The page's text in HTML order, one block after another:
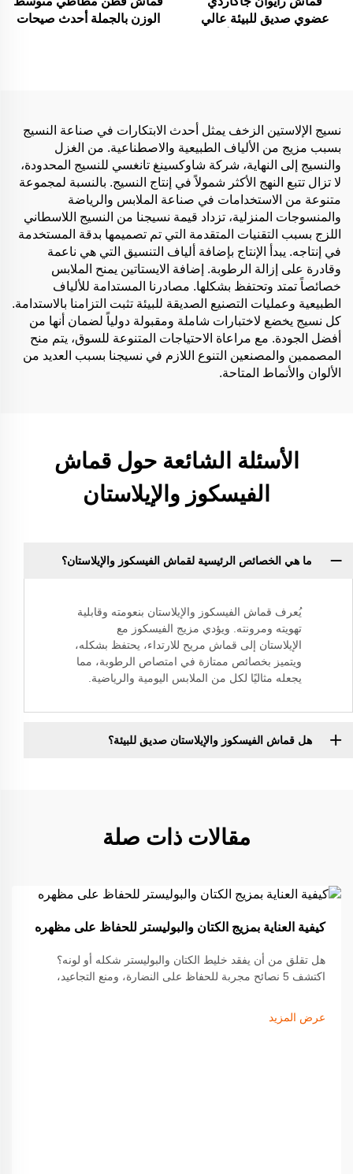
عضوي صديق للبيئة عالي
الوزن بالجملة أحدث صيحات
نسيج الإلاستين الزخف يمثل أحدث الابتكارات في صناعة النسيج
بسبب مزيج من الألياف الطبيعية والاصطناعية. من الغزل
والنسيج إلى النهاية، شركة شاوكسينغ تانغسي للنسيج المحدودة،
لا تزال تتبع النهج الأكثر شمولاً في إنتاج النسيج. بالنسبة لمجموعة
متنوعة من الاستخدامات في صناعة الملابس والرياضة
والمنسوجات المنزلية، تزداد قيمة نسيجنا من النسيج اللاسطاني
اللزج بسبب التقنيات المتقدمة التي تم تصميمها بدقة المستخدمة
في إنتاجه. يبدأ الإنتاج بإضافة ألياف التنسيق التي هي ناعمة
وقادرة على إزالة الرطوبة. إضافة الايستاتين يمنح الملابس
خصائصاً تمتد وتحتفظ بشكلها. مصادرنا المستدامة للألياف
الطبيعية وعمليات التصنيع الصديقة للبيئة تثبت التزامنا بالاستدامة.
كل نسيج يخضع لاختبارات شاملة ومقبولة دولياً لضمان أنها من
أفضل الجودة. مع مراعاة الاحتياجات المتنوعة للسوق، يتم منح
المصممين والمصنعين التنوع اللازم في نسيجنا بسبب العديد من
الألوان والأنماط المتاحة.
الأسئلة الشائعة حول قماش
الفيسكوز والإيلاستان
ما هي الخصائص الرئيسية لقماش الفيسكوز والإيلاستان؟
يُعرف قماش الفيسكوز والإيلاستان بنعومته وقابلية
تهويته ومرونته. ويؤدي مزيج الفيسكوز مع
الإيلاستان إلى قماش مريح للارتداء، يحتفظ بشكله،
ويتميز بخصائص ممتازة في امتصاص الرطوبة، مما
يجعله مثاليًا لكل من الملابس اليومية والرياضية.
هل قماش الفيسكوز والإيلاستان صديق للبيئة؟
مقالات ذات صلة
19
Sep
كيفية العناية بمزيج الكتان والبوليستر للحفاظ على مظهره
هل تقلق من أن يفقد خليط الكتان والبوليستر شكله أو لونه؟
اكتشف 5 نصائح مجربة للحفاظ على النضارة، ومنع التجاعيد،
عرض المزيد